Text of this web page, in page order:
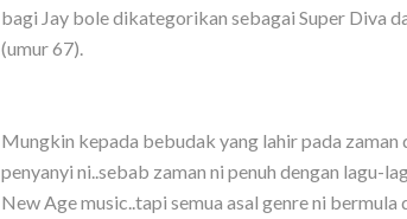
bagi Jay bole dikategorikan sebagai Super Diva
(umur 67).
Mungkin kepada bebudak yang lahir pada zaman
penyanyi ni..sebab zaman ni penuh dengan lagu-
New Age music..tapi semua asal genre ni